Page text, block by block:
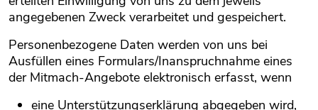
angegebenen Zweck verarbeitet und gespeichert.
Personenbezogene Daten werden von uns bei
Ausfüllen eines Formulars/Inanspruchnahme eines
der Mitmach-Angebote elektronisch erfasst, wenn
eine Unterstützungserklärung abgegeben wird,